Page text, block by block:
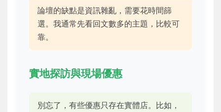
論壇的缺點是資訊雜亂，需要花時間篩
選。我通常先看回文數多的主題，比較可
靠。
實地探訪與現場優惠
別忘了，有些優惠只存在實體店。比如，